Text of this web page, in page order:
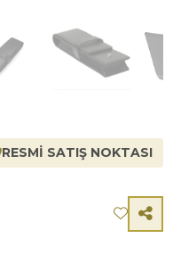
RESMİ SATIŞ NOKTASI